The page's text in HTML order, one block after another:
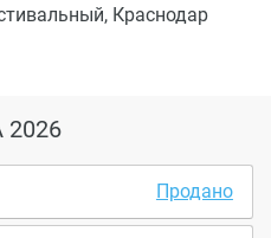
Краснодар
2026
Продано